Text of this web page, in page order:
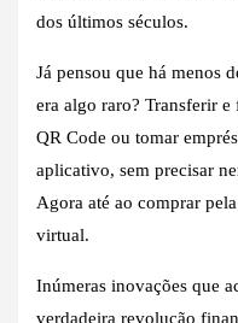
dos últimos séculos.
Já pensou que há menos
era algo raro? Transferir
QR Code ou tomar
aplicativo, sem precisar
Agora até ao comprar
virtual.
Inúmeras inovações que
verdadeira revolução